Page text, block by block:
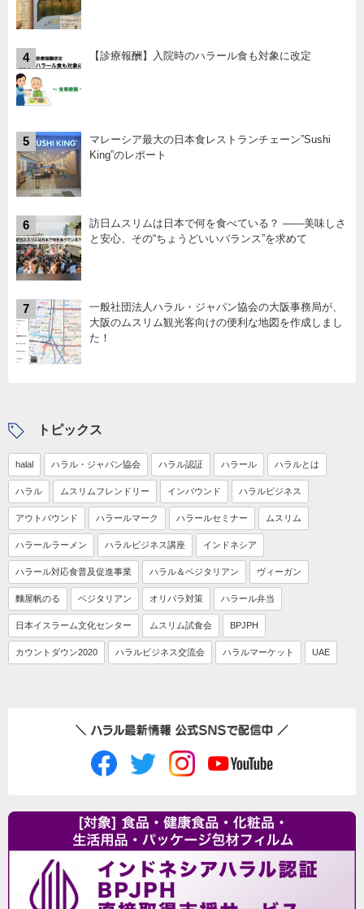
4 【診療報酬】入院時のハラール食も対象に改定
5
マレーシア最大の日本食レストランチェーン”Sushi
King”のレポート
6
訪日ムスリムは日本で何を食べている？ ――美味しさ
と安心、その“ちょうどいいバランス”を求めて
7
一般社団法人ハラル・ジャパン協会の大阪事務局が、
大阪のムスリム観光客向けの便利な地図を作成しまし
た！
トピックス
halal ハラル・ジャパン協会 ハラル認証 ハラール ハラルとは
ハラル ムスリムフレンドリー インバウンド ハラルビジネス
アウトバウンド ハラールマーク ハラールセミナー ムスリム
ハラールラーメン ハラルビジネス講座 インドネシア
ハラール対応食普及促進事業 ハラル＆ベジタリアン ヴィーガン
麵屋帆のる ベジタリアン オリパラ対策 ハラール弁当
日本イスラーム文化センター ムスリム試食会 BPJPH
カウントダウン2020 ハラルビジネス交流会 ハラルマーケット UAE